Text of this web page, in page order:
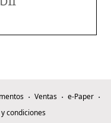
Ventas
e-Paper
condiciones